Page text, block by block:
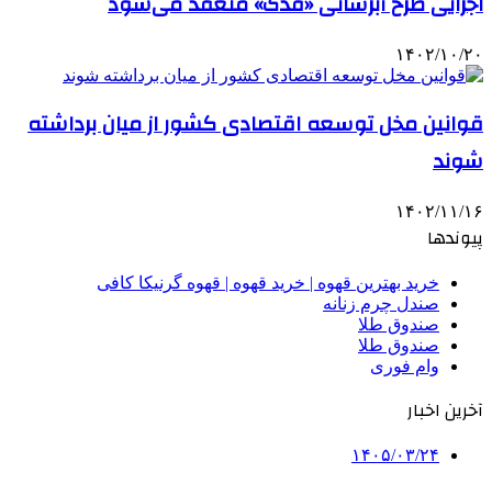
۱۴۰۲/۱۰/۲۰
قوانین مخل توسعه اقتصادی کشور از میان برداشته
شوند
۱۴۰۲/۱۱/۱۶
پیوندها
خرید بهترین قهوه | خرید قهوه | قهوه گرنیکا کافی
صندل چرم زنانه
صندوق طلا
صندوق طلا
وام فوری
آخرین اخبار
۱۴۰۵/۰۳/۲۴